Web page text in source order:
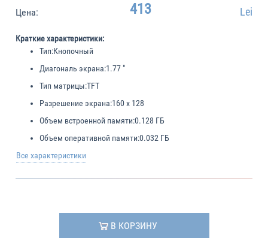
Цена: 413 Lei
Краткие характеристики:
Тип:Кнопочный
Диагональ экрана:1.77 "
Тип матрицы:TFT
Разрешение экрана:160 x 128
Объем встроенной памяти:0.128 ГБ
Объем оперативной памяти:0.032 ГБ
Все характеристики
В КОРЗИНУ